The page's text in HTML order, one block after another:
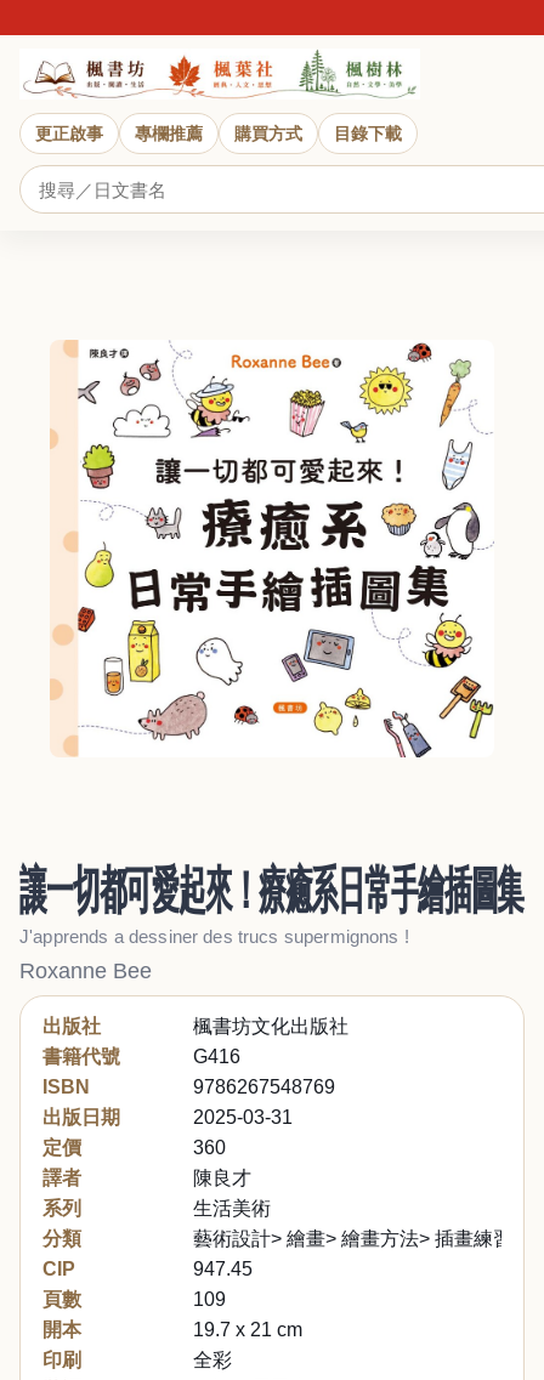
更正啟事 專欄推薦 購買方式 目錄下載
讓一切都可愛起來！療癒系日常手繪插圖集
J'apprends a dessiner des trucs supermignons !
Roxanne Bee
出版社
楓書坊文化出版社
書籍代號
G416
ISBN
9786267548769
出版日期
2025-03-31
定價
360
譯者
陳良才
系列
生活美術
分類
藝術設計> 繪畫> 繪畫方法> 插畫練習
CIP
947.45
頁數
109
開本
19.7 x 21 cm
印刷
全彩